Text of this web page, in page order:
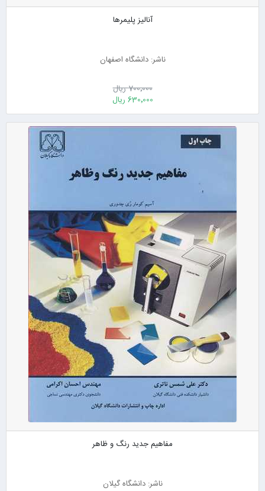
آنالیز پلیمرها
ناشر: دانشگاه اصفهان
700٬000 ریال
630٬000 ریال
مفاهیم جدید رنگ و ظاهر
ناشر: دانشگاه گیلان